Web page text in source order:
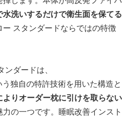
水洗いするだけで衛生面を保てる
スタンダードならではの特徴
ダードは、
独自の特許技術を用いた構造と
よりオーダー枕に引けを取らない
力の一つです。
睡眠改善インスト